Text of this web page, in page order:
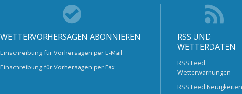
WETTERVORHERSAGEN ABONNIEREN
Einschreibung für Vorhersagen per E-Mail
Einschreibung für Vorhersagen per Fax
RSS UND
WETTERDATEN
RSS Feed
Wetterwarnungen
RSS Feed Neuigkeiten